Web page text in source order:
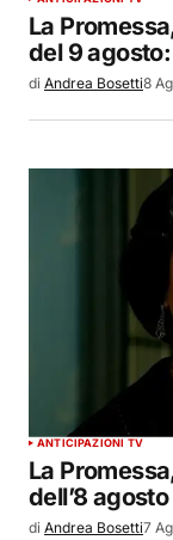
La
del 9
di Andrea Bosetti8
ANTICIPAZIONI TV
La
dell’8
di Andrea Bosetti7